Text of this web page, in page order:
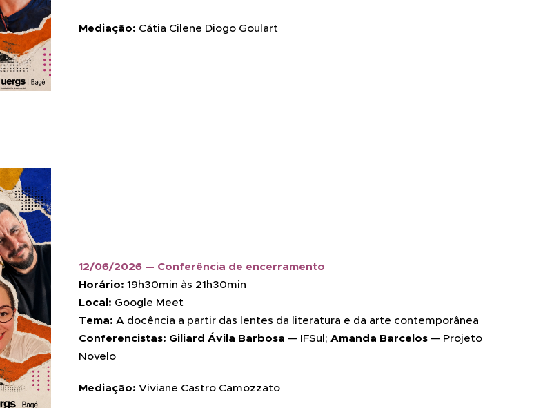
Mediação: Cátia Cilene Diogo Goulart
12/06/2026 — Conferência de encerramento
Horário: 19h30min às 21h30min
Local: Google Meet
Tema: A docência a partir das lentes da literatura e da arte contemporânea
Conferencistas: Giliard Ávila Barbosa — IFSul;Amanda Barcelos — Projeto
Novelo
Mediação: Viviane Castro Camozzato